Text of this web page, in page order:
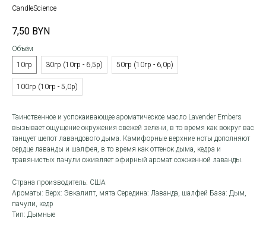
CandleScience
7,50 BYN
Объём
10гр
30гр (10гр - 6,5р) 50гр (10гр - 6,0р)
100гр (10гр - 5,0р)
Таинственное и успокаивающее ароматическое масло Lavender Embers
вызывает ощущение окружения свежей зелени, в то время как вокруг вас
танцует шепот лавандового дыма. Камифорные верхние ноты дополняют
сердце лаванды и шалфея, в то время как оттенок дыма, кедра и
травянистых пачули оживляет эфирный аромат сожженной лаванды.
Страна производитель: США
Ароматы: Верх: Эвкалипт, мята Середина: Лаванда, шалфей База: Дым,
пачули, кедр
Тип: Дымные